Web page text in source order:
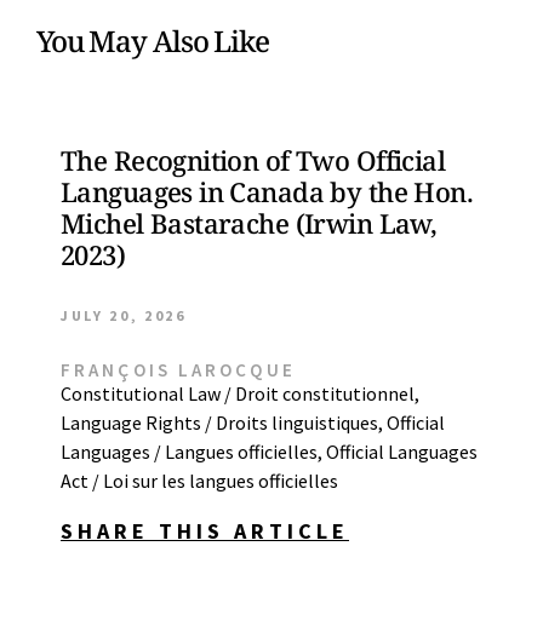
You May Also Like
The Recognition of Two Official
Languages in Canada by the Hon.
Michel Bastarache (Irwin Law,
2023)
JULY 20, 2026
FRANÇOIS LAROCQUE
Constitutional Law / Droit constitutionnel,
Language Rights / Droits linguistiques, Official
Languages / Langues officielles, Official Languages
Act / Loi sur les langues officielles
SHARE THIS ARTICLE